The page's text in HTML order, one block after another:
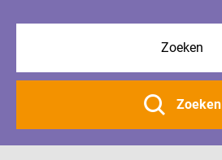
Zoeken